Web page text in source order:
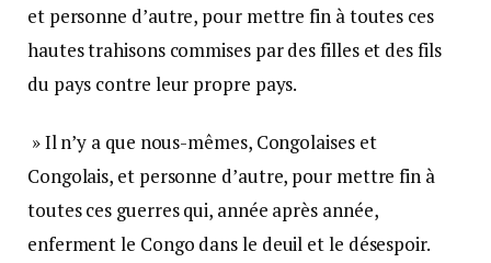
et personne d’autre, pour mettre fin à toutes ces
hautes trahisons commises par des filles et des fils
du pays contre leur propre pays.
» Il n’y a que nous-mêmes, Congolaises et
Congolais, et personne d’autre, pour mettre fin à
toutes ces guerres qui, année après année,
enferment le Congo dans le deuil et le désespoir.